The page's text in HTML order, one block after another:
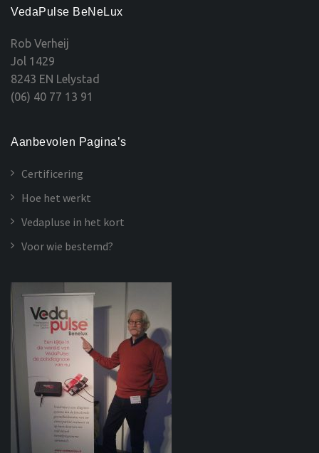
VedaPulse BeNeLux
Rob Verheij
Jol 1429
8243 EN Lelystad
(06) 40 77 13 91
Aanbevolen Pagina’s
Certificering
Hoe het werkt
Vedapluse in het kort
Voor wie bestemd?